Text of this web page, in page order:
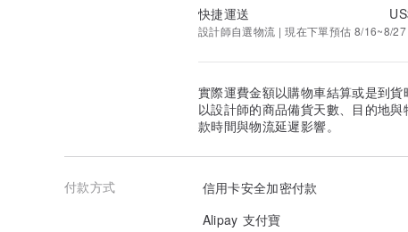
快捷運送
設計師自選物流 | 現在下單預估 8/16~8/
實際運費金額以購物車結算或是到貨
以設計師的商品備貨天數、目的地
款時間與物流延遲影響。
付款方式
信用卡安全加密付款
Alipay 支付寶